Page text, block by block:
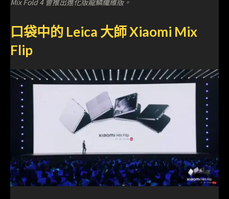
口袋中的 Leica 大師 Xiaomi Mix
Flip